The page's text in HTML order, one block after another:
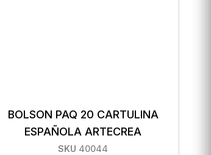
BOLSON PAQ 20 CARTULINA
ESPAÑOLA ARTECREA
SKU 40044